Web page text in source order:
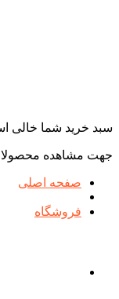
سبد خرید شما خالی
جهت مشاهده
صفحه اصلی
فروشگاه